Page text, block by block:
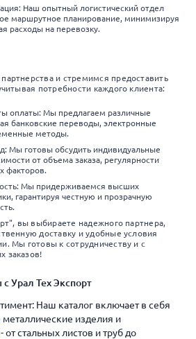
Наш опытный логистический отдел
маршрутное планирование, минимизируя
расходы на перевозку.
и стремимся предоставить
потребности каждого клиента:
оплаты: Мы предлагаем различные
банковские переводы, электронные
методы.
Мы готовы обсудить индивидуальные
от объема заказа, регулярности
факторов.
Мы придерживаемся высших
гарантируя честную и прозрачную
вы выбираете надежного партнера,
доставку и удобные условия
Мы готовы к сотрудничеству и с
заказов!
Урал Тех Экспорт
Наш каталог включает в себя
изделия и
от стальных листов и труб до